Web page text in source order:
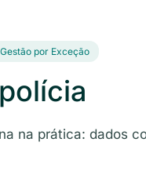
Gestão por Exceção
na prática: dados